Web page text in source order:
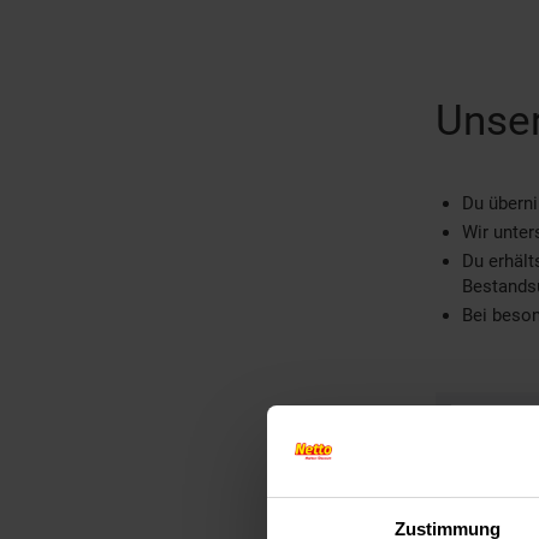
Zustimmung
Du
Wir
Du
Bei